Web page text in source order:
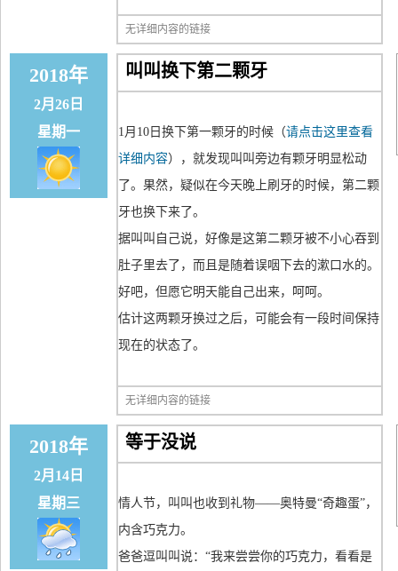
无详细内容的链接
2018年
2月26日
星期一
叫叫换下第二颗牙
1月10日换下第一颗牙的时候（请点击这里查看
详细内容），就发现叫叫旁边有颗牙明显松动
了。果然，疑似在今天晚上刷牙的时候，第二颗
牙也换下来了。
据叫叫自己说，好像是这第二颗牙被不小心吞到
肚子里去了，而且是随着误咽下去的漱口水的。
好吧，但愿它明天能自己出来，呵呵。
估计这两颗牙换过之后，可能会有一段时间保持
现在的状态了。
无详细内容的链接
2018年
2月14日
星期三
等于没说
情人节，叫叫也收到礼物——奥特曼“奇趣蛋”，
内含巧克力。
爸爸逗叫叫说：“我来尝尝你的巧克力，看看是